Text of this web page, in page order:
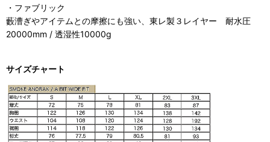
・ファブリック
藪漕ぎやアイテムとの摩擦にも強い、東レ製３レイヤー 耐水圧
20000mm / 透湿性10000g
サイズチャート